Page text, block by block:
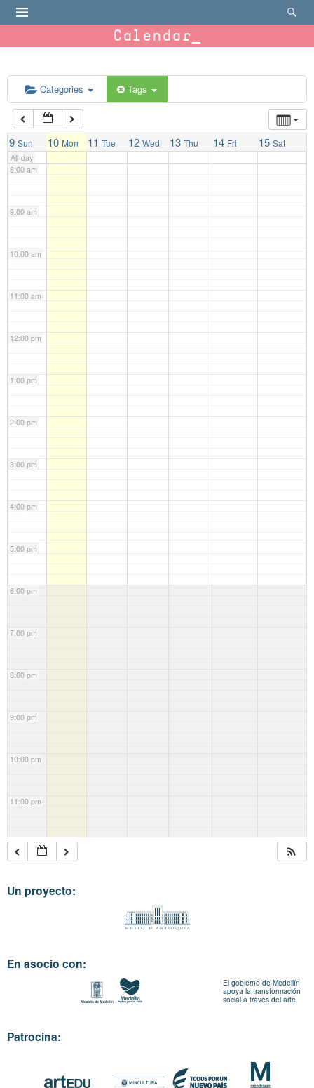
Calendar
Categories Tags
9 Sun 10 Mon 11 Tue 12 Wed 13 Thu 14 Fri 15 Sat
All-day
6:00 am
7:00 am
8:00 am
9:00 am
10:00 am
11:00 am
12:00 pm
1:00 pm
2:00 pm
3:00 pm
4:00 pm
5:00 pm
6:00 pm
7:00 pm
8:00 pm
9:00 pm
10:00 pm
11:00 pm
Un proyecto:
En asocio con:
El gobierno de Medellín
apoya la transformación
social a través del arte.
Patrocina: